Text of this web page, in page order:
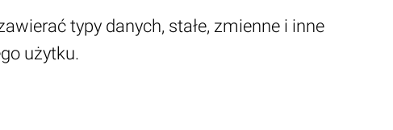
typy danych, stałe, zmienne i inne
użytku.